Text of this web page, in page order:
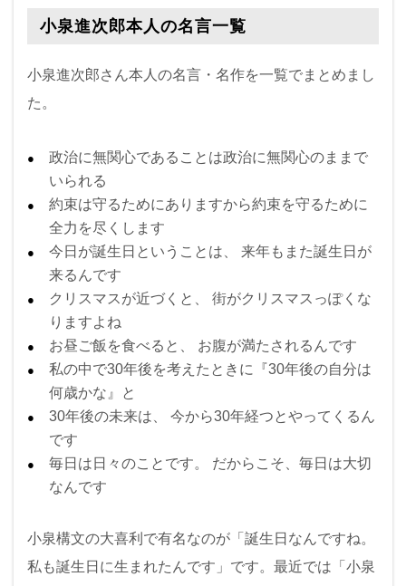
小泉進次郎本人の名言一覧
小泉進次郎さん本人の名言・名作を一覧でまとめまし
た。
政治に無関心であることは政治に無関心のままで
いられる
約束は守るためにありますから約束を守るために
全力を尽くします
今日が誕生日ということは、 来年もまた誕生日が
来るんです
クリスマスが近づくと、 街がクリスマスっぽくな
りますよね
お昼ご飯を食べると、 お腹が満たされるんです
私の中で30年後を考えたときに『30年後の自分は
何歳かな』と
30年後の未来は、 今から30年経つとやってくるん
です
毎日は日々のことです。 だからこそ、毎日は大切
なんです
小泉構文の大喜利で有名なのが「誕生日なんですね。
私も誕生日に生まれたんです」です。最近では「小泉